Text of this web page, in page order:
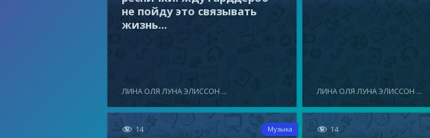
не пойду это связывать
жизнь...
ЛИНА ОЛЯ ЛУНА ЭЛИССОН ... ЛИНА ОЛЯ ЛУНА ЭЛИССОН ...
 14 Музыка  14